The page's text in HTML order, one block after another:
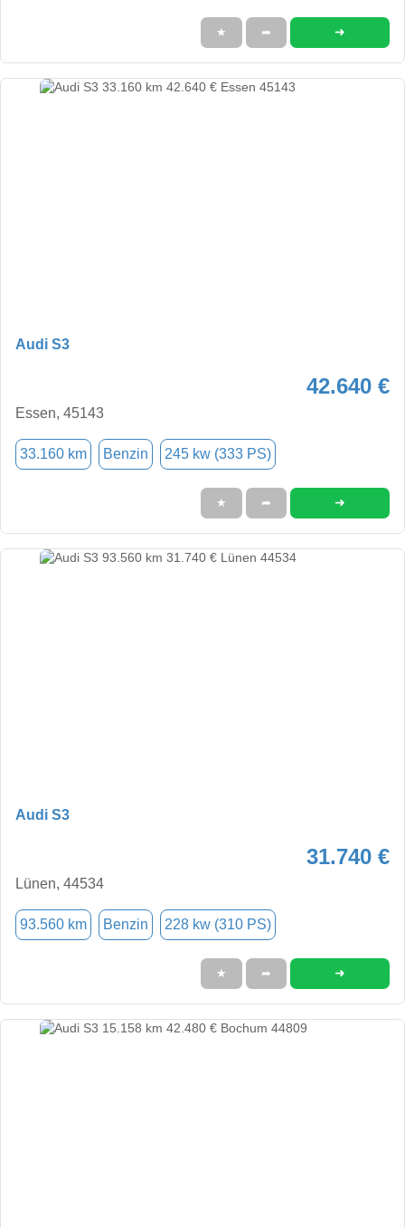
★ ➦ ➜
Audi S3
42.640 €
Essen, 45143
33.160 km Benzin 245 kw (333 PS)
★ ➦ ➜
Audi S3
31.740 €
Lünen, 44534
93.560 km Benzin 228 kw (310 PS)
★ ➦ ➜